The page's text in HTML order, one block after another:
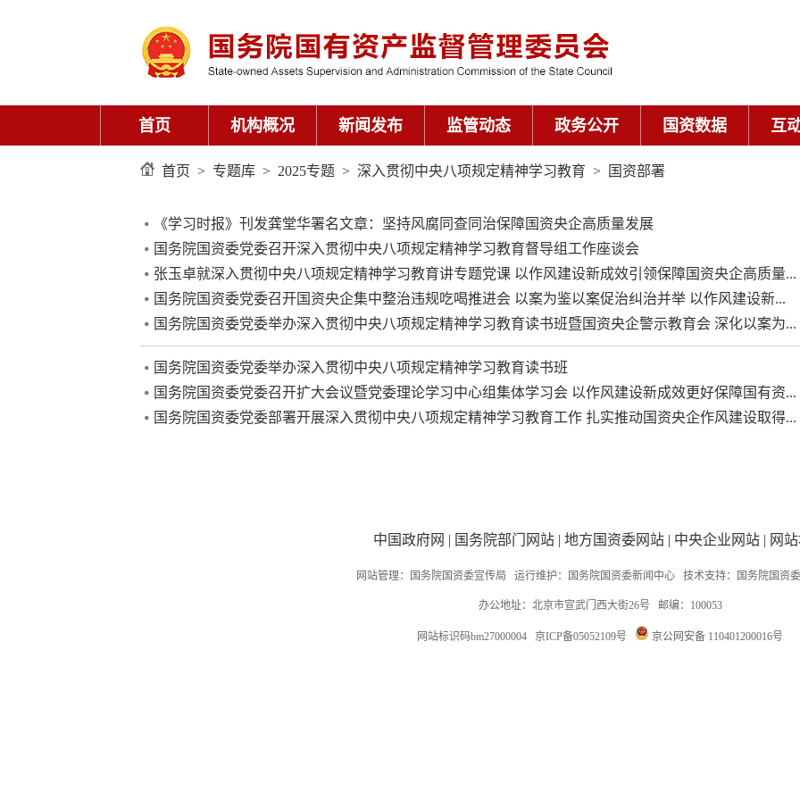
首页 机构概况 新闻发布 监管动态 政务公开 国资数据 互
首页 > 专题库 > 2025专题 > 深入贯彻中央八项规定精神学习教育 > 国资部署
《学习时报》刊发龚堂华署名文章：坚持风腐同查同治保障国资央企高质量发展
国务院国资委党委召开深入贯彻中央八项规定精神学习教育督导组工作座谈会
张玉卓就深入贯彻中央八项规定精神学习教育讲专题党课 以作风建设新成效引领保障国资央企高质量...
国务院国资委党委召开国资央企集中整治违规吃喝推进会 以案为鉴以案促治纠治并举 以作风建设新...
国务院国资委党委举办深入贯彻中央八项规定精神学习教育读书班暨国资央企警示教育会 深化以案为...
国务院国资委党委举办深入贯彻中央八项规定精神学习教育读书班
国务院国资委党委召开扩大会议暨党委理论学习中心组集体学习会 以作风建设新成效更好保障国有资...
国务院国资委党委部署开展深入贯彻中央八项规定精神学习教育工作 扎实推动国资央企作风建设取得...